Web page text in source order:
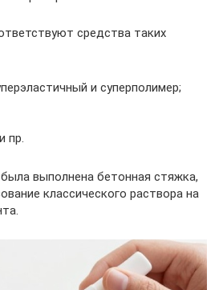
средства таких
и суперполимер;
пр.
выполнена бетонная стяжка,
классического раствора на